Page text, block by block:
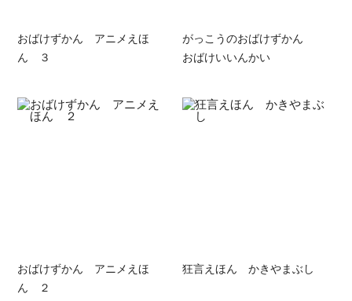
おばけずかん アニメえほ
ん ３
がっこうのおばけずかん
おばけいいんかい
おばけずかん アニメえほ
ん ２
狂言えほん かきやまぶし